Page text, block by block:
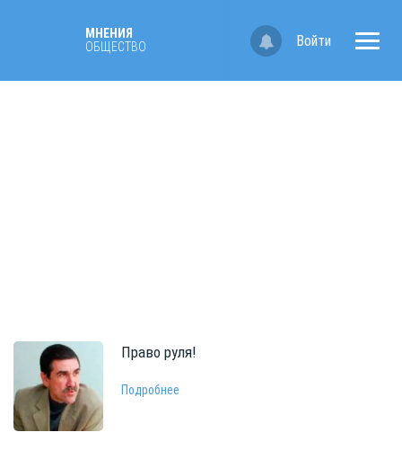
МНЕНИЯ
ОБЩЕСТВО
Войти
Право руля!
Подробнее